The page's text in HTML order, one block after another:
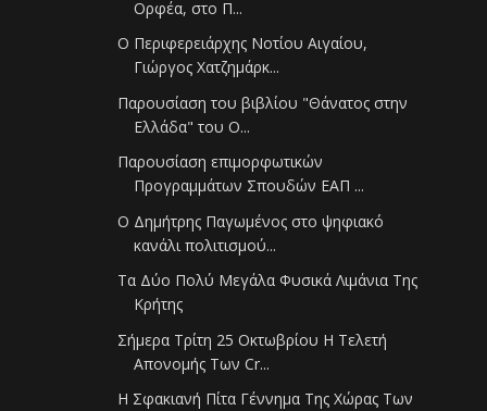
Ορφέα, στο Π...
Ο Περιφερειάρχης Νοτίου Αιγαίου,
Γιώργος Χατζημάρκ...
Παρουσίαση του βιβλίου "Θάνατος στην
Ελλάδα" του Ο...
Παρουσίαση επιμορφωτικών
Προγραμμάτων Σπουδών ΕΑΠ ...
Ο Δημήτρης Παγωμένος στο ψηφιακό
κανάλι πολιτισμού...
Τα Δύο Πολύ Μεγάλα Φυσικά Λιμάνια Της
Κρήτης
Σήμερα Τρίτη 25 Οκτωβρίου Η Τελετή
Απονομής Των Cr...
Η Σφακιανή Πίτα Γέννημα Της Χώρας Των